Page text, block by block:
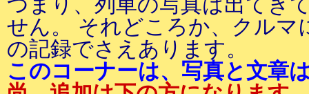
つまり、列車の写真は出てき
せん。 それどころか、クルマ
の記録でさえあります。
このコーナーは、写真と文章